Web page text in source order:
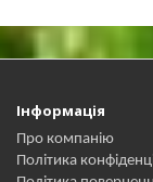
Інформація
Про компанію
Політика